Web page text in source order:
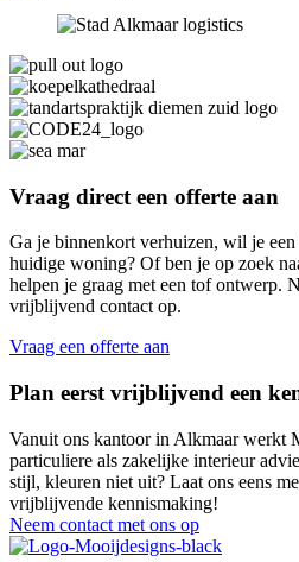
Vraag direct een offerte aan
Ga je binnenkort verhuizen, wil je
huidige woning? Of ben je op zoek
helpen je graag met een tof ontwerp.
vrijblijvend contact op.
Vraag een offerte aan
Plan eerst vrijblijvend een
Vanuit ons kantoor in Alkmaar werkt
particuliere als zakelijke interieur
stijl, kleuren niet uit? Laat ons eens
vrijblijvende kennismaking!
Neem contact met ons op